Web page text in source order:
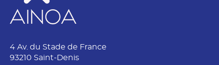
4 Av. du Stade de France
93210 Saint-Denis